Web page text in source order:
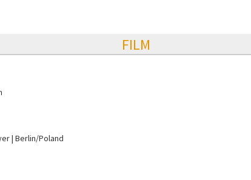
FILM
Berlin/Poland